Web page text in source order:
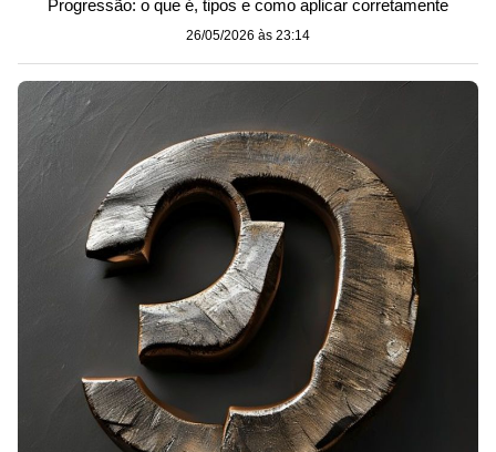
Progressão: o que é, tipos e como aplicar corretamente
26/05/2026 às 23:14